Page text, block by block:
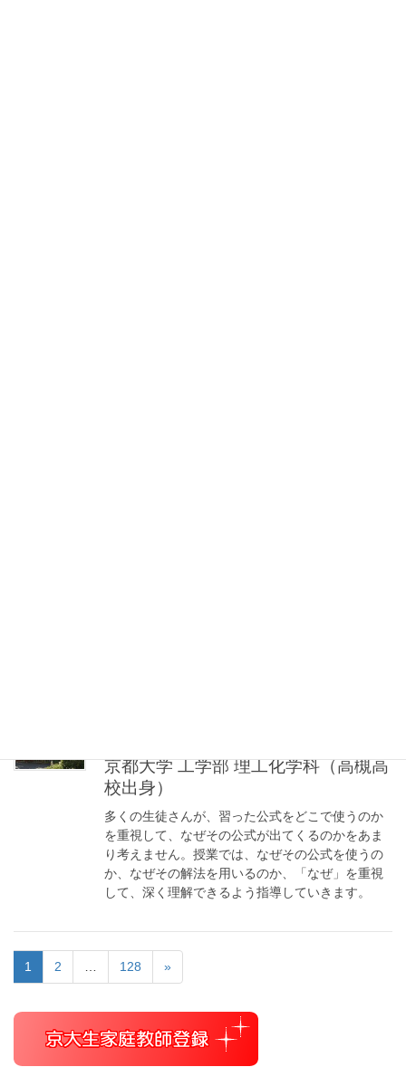
京都大学 工学部 理工化学科（高槻高
校出身）
多くの生徒さんが、習った公式をどこで使うのか
を重視して、なぜその公式が出てくるのかをあま
り考えません。授業では、なぜその公式を使うの
か、なぜその解法を用いるのか、「なぜ」を重視
して、深く理解できるよう指導していきます。
1 2 128 »